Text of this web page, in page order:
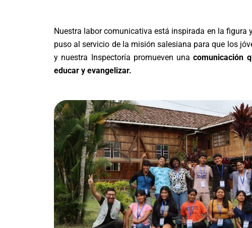
Nuestra labor comunicativa está inspirada en la figura
puso al servicio de la misión salesiana para que los
y nuestra Inspectoría promueven unacomunicación
educar y evangelizar.